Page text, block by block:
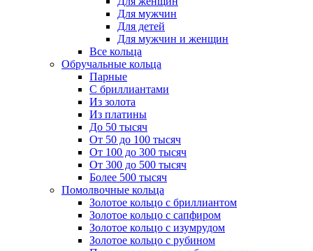
Для мужчин
Для детей
Для мужчин и женщин
Все кольца
Обручальные кольца
Парные
С бриллиантами
Из золота
Из платины
До 50 тысяч
От 50 до 100 тысяч
От 100 до 300 тысяч
От 300 до 500 тысяч
Более 500 тысяч
Помолвочные кольца
Золотое кольцо с бриллиантом
Золотое кольцо с сапфиром
Золотое кольцо с изумрудом
Золотое кольцо с рубином